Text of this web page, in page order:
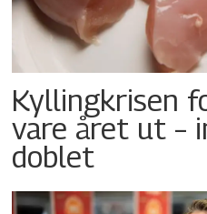
Kyllingkrisen
vare året ut –
doblet